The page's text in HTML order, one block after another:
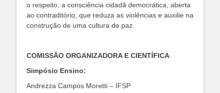
o respeito, a consciência cidadã democrática, aberta
ao contraditório, que reduza as violências e auxilie na
construção de uma cultura de paz.
COMISSÃO ORGANIZADORA E CIENTÍFICA
Simpósio Ensino:
Andrezza Campos Moretti – IFSP